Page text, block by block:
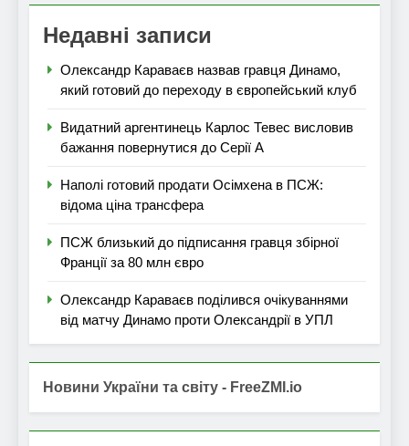
Недавні записи
Олександр Караваєв назвав гравця Динамо,
який готовий до переходу в європейський клуб
Видатний аргентинець Карлос Тевес висловив
бажання повернутися до Серії А
Наполі готовий продати Осімхена в ПСЖ:
відома ціна трансфера
ПСЖ близький до підписання гравця збірної
Франції за 80 млн євро
Олександр Караваєв поділився очікуваннями
від матчу Динамо проти Олександрії в УПЛ
Новини України та світу - FreeZMI.io